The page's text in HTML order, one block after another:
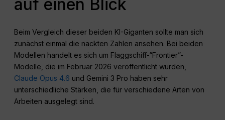
auf einen Blick
Beim Vergleich dieser beiden KI-Giganten sollte man sich
zunächst einmal die nackten Zahlen ansehen. Bei beiden
Modellen handelt es sich um Flaggschiff-“Frontier”-
Modelle, die im Februar 2026 veröffentlicht wurden,
Claude Opus 4.6 und Gemini 3 Pro haben sehr
unterschiedliche Stärken, die für verschiedene Arten von
Arbeiten ausgelegt sind.